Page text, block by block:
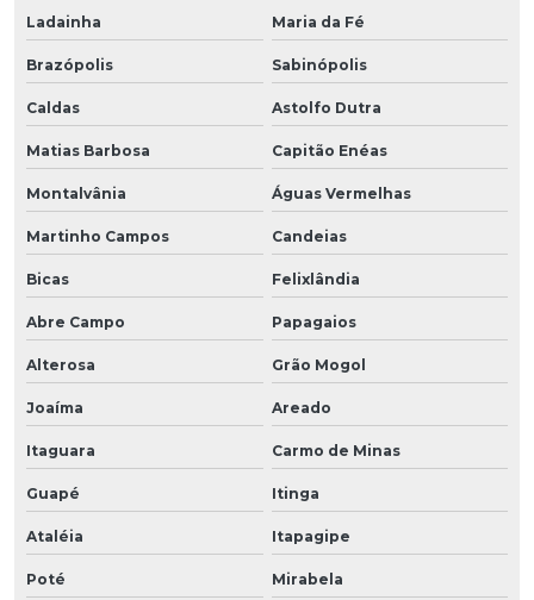
Ladainha Maria da Fé
Brazópolis Sabinópolis
Caldas Astolfo Dutra
Matias Barbosa Capitão Enéas
Montalvânia Águas Vermelhas
Martinho Campos Candeias
Bicas Felixlândia
Abre Campo Papagaios
Alterosa Grão Mogol
Joaíma Areado
Itaguara Carmo de Minas
Guapé Itinga
Ataléia Itapagipe
Poté Mirabela